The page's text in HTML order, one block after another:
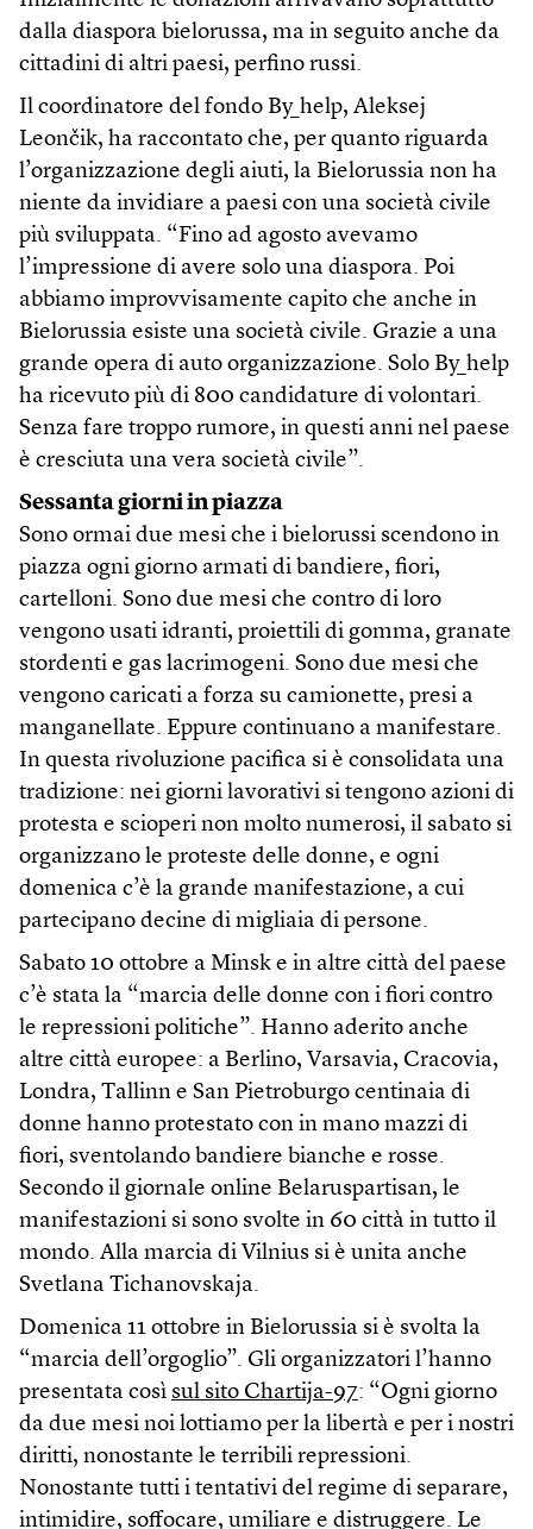
dalla diaspora bielorussa, ma in seguito anche da
cittadini di altri paesi, perfino russi.
Il coordinatore del fondo By_help, Aleksej
Leončik, ha raccontato che, per quanto riguarda
l’organizzazione degli aiuti, la Bielorussia non ha
niente da invidiare a paesi con una società civile
più sviluppata. “Fino ad agosto avevamo
l’impressione di avere solo una diaspora. Poi
abbiamo improvvisamente capito che anche in
Bielorussia esiste una società civile. Grazie a una
grande opera di auto organizzazione. Solo By_help
ha ricevuto più di 800 candidature di volontari.
Senza fare troppo rumore, in questi anni nel paese
è cresciuta una vera società civile”.
Sessanta giorni in piazza
Sono ormai due mesi che i bielorussi scendono in
piazza ogni giorno armati di bandiere, fiori,
cartelloni. Sono due mesi che contro di loro
vengono usati idranti, proiettili di gomma, granate
stordenti e gas lacrimogeni. Sono due mesi che
vengono caricati a forza su camionette, presi a
manganellate. Eppure continuano a manifestare.
In questa rivoluzione pacifica si è consolidata una
tradizione: nei giorni lavorativi si tengono azioni di
protesta e scioperi non molto numerosi, il sabato si
organizzano le proteste delle donne, e ogni
domenica c’è la grande manifestazione, a cui
partecipano decine di migliaia di persone.
Sabato 10 ottobre a Minsk e in altre città del paese
c’è stata la “marcia delle donne con i fiori contro
le repressioni politiche”. Hanno aderito anche
altre città europee: a Berlino, Varsavia, Cracovia,
Londra, Tallinn e San Pietroburgo centinaia di
donne hanno protestato con in mano mazzi di
fiori, sventolando bandiere bianche e rosse.
Secondo il giornale online Belaruspartisan, le
manifestazioni si sono svolte in 60 città in tutto il
mondo. Alla marcia di Vilnius si è unita anche
Svetlana Tichanovskaja.
Domenica 11 ottobre in Bielorussia si è svolta la
“marcia dell’orgoglio”. Gli organizzatori l’hanno
presentata così sul sito Chartija-97: “Ogni giorno
da due mesi noi lottiamo per la libertà e per i nostri
diritti, nonostante le terribili repressioni.
Nonostante tutti i tentativi del regime di separare,
intimidire, soffocare, umiliare e distruggere. Le